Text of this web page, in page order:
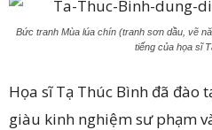
Bức tranh Mùa lúa chín (tranh sơn dầu, vẽ
tiếng của họa sĩ
Họa sĩ Tạ Thúc Bình đã đào
giàu kinh nghiệm sư phạm